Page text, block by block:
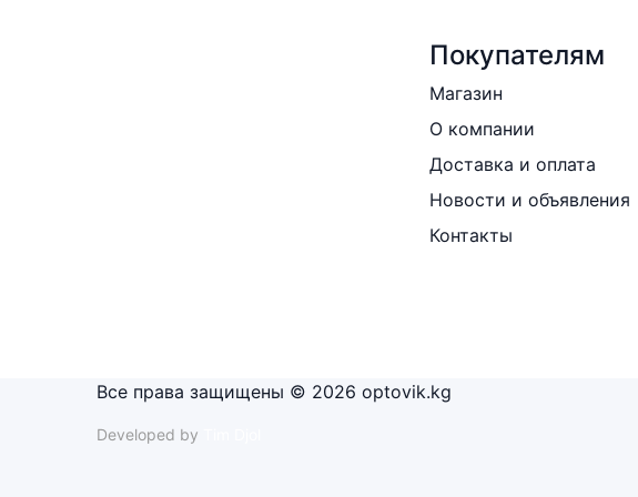
Покупателям
Магазин
О компании
Доставка и оплата
Новости и объявления
Контакты
Все права защищены © 2026 optovik.kg
Developed by